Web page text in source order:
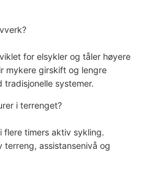
for elsykler og tåler høyere
mykere girskift og lengre
tradisjonelle systemer.
i terrenget?
flere timers aktiv sykling.
terreng, assistansenivå og